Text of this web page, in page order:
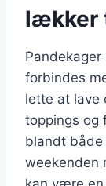
lækker
forbindes
lette at lave
toppings og
blandt både
weekenden